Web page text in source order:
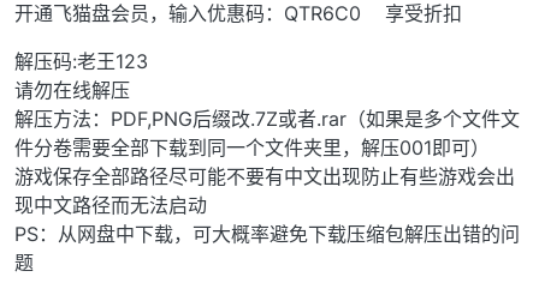
开通飞猫盘会员，输入优惠码：QTR6C0 享受折扣
解压码:老王123
请勿在线解压
解压方法：PDF,PNG后缀改.7Z或者.rar（如果是多个文件文
件分卷需要全部下载到同一个文件夹里，解压001即可）
游戏保存全部路径尽可能不要有中文出现防止有些游戏会出
现中文路径而无法启动
PS：从网盘中下载，可大概率避免下载压缩包解压出错的问
题